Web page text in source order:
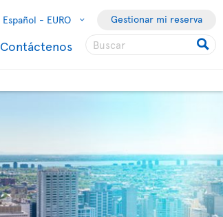
Español - EURO Gestionar mi reserva
Contáctenos